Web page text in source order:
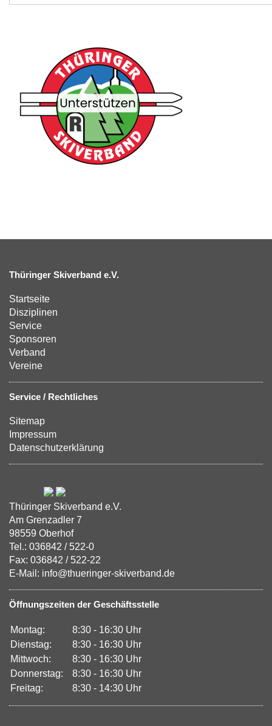
Thüringer Skiverband e.V.
Startseite
Disziplinen
Service
Sponsoren
Verband
Vereine
Service / Rechtliches
Sitemap
Impressum
Datenschutzerklärung
Thüringer Skiverband e.V.
Am Grenzadler 7
98559 Oberhof
Tel.: 036842 / 522-0
Fax: 036842 / 522-22
E-Mail: info@thueringer-skiverband.de
Öffnungszeiten der Geschäftsstelle
Montag:
8:30 - 16:30 Uhr
Dienstag:
8:30 - 16:30 Uhr
Mittwoch:
8:30 - 16:30 Uhr
Donnerstag:
8:30 - 16:30 Uhr
Freitag:
8:30 - 14:30 Uhr